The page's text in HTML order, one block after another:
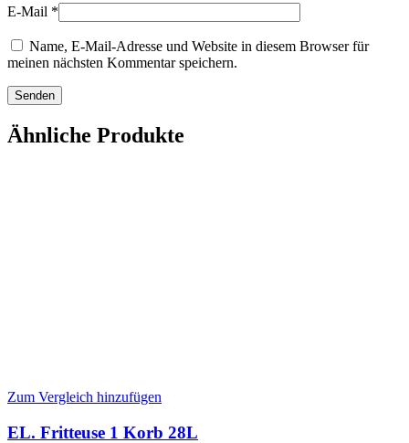
E-Mail *
Name, E-Mail-Adresse und Website in diesem Browser für
meinen nächsten Kommentar speichern.
Ähnliche Produkte
Zum Vergleich hinzufügen
EL. Fritteuse 1 Korb 28L